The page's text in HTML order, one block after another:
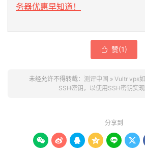
务器优惠早知道！
 赞(1)
未经允许不得转载： 测评中国 » Vultr vps
SSH密钥，以使用SSH密钥实
分享到
     